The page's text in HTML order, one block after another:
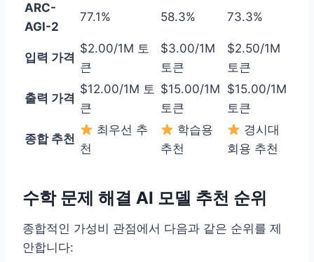
ARC-
AGI-2
77.1% 58.3% 73.3%
입력 가격
$2.00/1M 토
큰
$3.00/1M
토큰
$2.50/1M
토큰
출력 가격
$12.00/1M 토
큰
$15.00/1M
토큰
$15.00/1M
토큰
종합 추천
최우선 추
천
학습용
추천
경시대
회용 추천
수학 문제 해결 AI 모델 추천 순위
종합적인 가성비 관점에서 다음과 같은 순위를 제
안합니다: